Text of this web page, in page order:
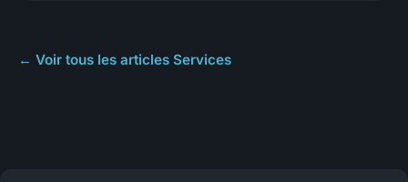
← Voir tous les articles Services